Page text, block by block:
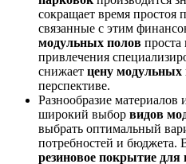
сокращает время простоя
связанные с этим
модульных полов проста
привлечения
снижает цену модульных
перспективе.
Разнообразие
широкий выбор видов
выбрать оптимальный
потребностей и бюджета.
резиновое покрытие для